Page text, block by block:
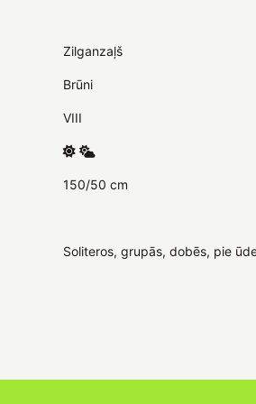
Zilganzaļš
Brūni
VIII
150/50 cm
Soliteros, grupās, dobēs, pie